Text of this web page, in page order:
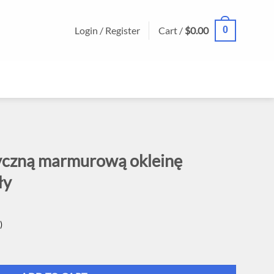
Login / Register Cart / $0.00 0
marmurową okleinę